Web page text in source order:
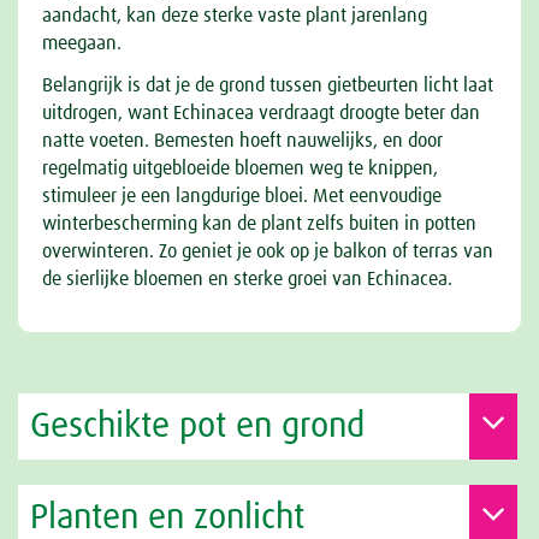
aandacht, kan deze sterke vaste plant jarenlang
meegaan.
Belangrijk is dat je de grond tussen gietbeurten licht laat
uitdrogen, want Echinacea verdraagt droogte beter dan
natte voeten. Bemesten hoeft nauwelijks, en door
regelmatig uitgebloeide bloemen weg te knippen,
stimuleer je een langdurige bloei. Met eenvoudige
winterbescherming kan de plant zelfs buiten in potten
overwinteren. Zo geniet je ook op je balkon of terras van
de sierlijke bloemen en sterke groei van Echinacea.
Geschikte pot en grond
Planten en zonlicht